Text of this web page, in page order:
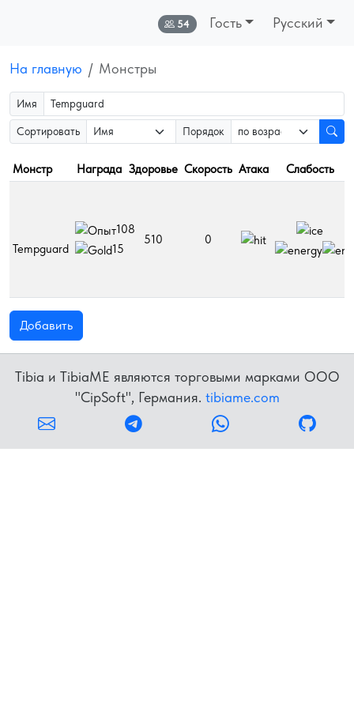
Онлайн:
54 Гость Русский
На главную Монстры
Имя
Сортировать Порядок
Монстр Награда Здоровье Скорость Атака Слабость
Tempguard
108
15
510 0
Добавить
Tibia и TibiaME являются торговыми марками OOO
"CipSoft", Германия. tibiame.com